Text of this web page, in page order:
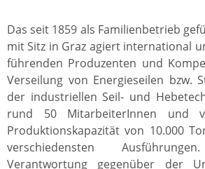
Das seit 1859 als Familienbetrieb
mit Sitz in Graz agiert international
führenden Produzenten und
Verseilung von Energieseilen bzw.
der industriellen Seil- und
rund 50 MitarbeiterInnen und
Produktionskapazität von 10.000
verschiedensten
Verantwortung gegenüber der